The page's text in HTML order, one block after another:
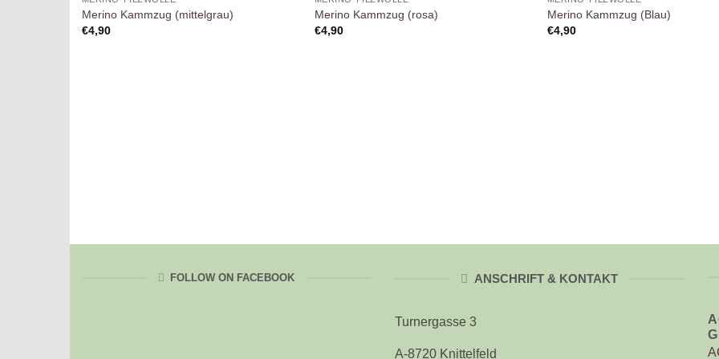
50g Feinster Merino Kammzug (Ozean)
Merino Kammzug (mittelgrau)
€4,90
Merino Kammzug (rosa)
€4,90
Merino Kammzug (Blau)
€4,90
FOLLOW ON FACEBOOK ANSCHRIFT & KONTAKT
Turnergasse 3
A-8720 Knittelfeld